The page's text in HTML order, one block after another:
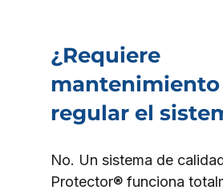
¿Requiere
mantenimiento
regular el
No. Un sistema de
Protector® funciona